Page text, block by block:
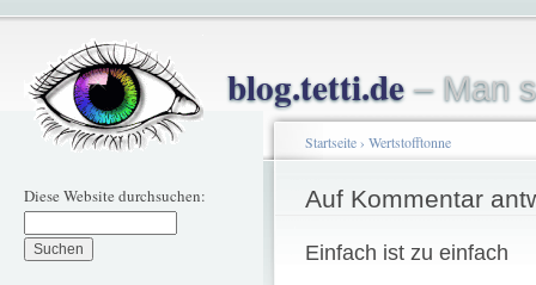
blog.tetti.de– Man
Diese Website durchsuchen:
Startseite› Wertstofftonne
Auf Kommentar
Einfach ist zu einfach